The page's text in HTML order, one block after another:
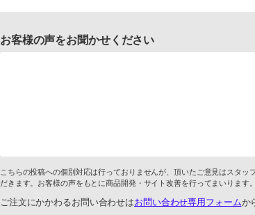
お客様の声をお聞かせください
こちらの投稿への個別対応は行っておりませんが、頂いたご意見はスタッ
だきます。お客様の声をもとに商品開発・サイト改善を行ってまいります。
ご注文にかかわるお問い合わせはお問い合わせ専用フォームか